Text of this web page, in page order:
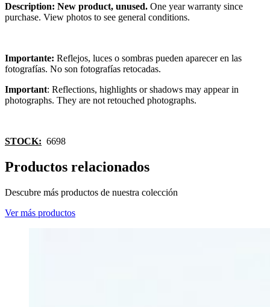
Description: New product, unused. One year warranty since
purchase. View photos to see general conditions.
Importante: Reflejos, luces o sombras pueden aparecer en las
fotografías. No son fotografías retocadas.
Important: Reflections, highlights or shadows may appear in
photographs. They are not retouched photographs.
STOCK: 6698
Productos relacionados
Descubre más productos de nuestra colección
Ver más productos